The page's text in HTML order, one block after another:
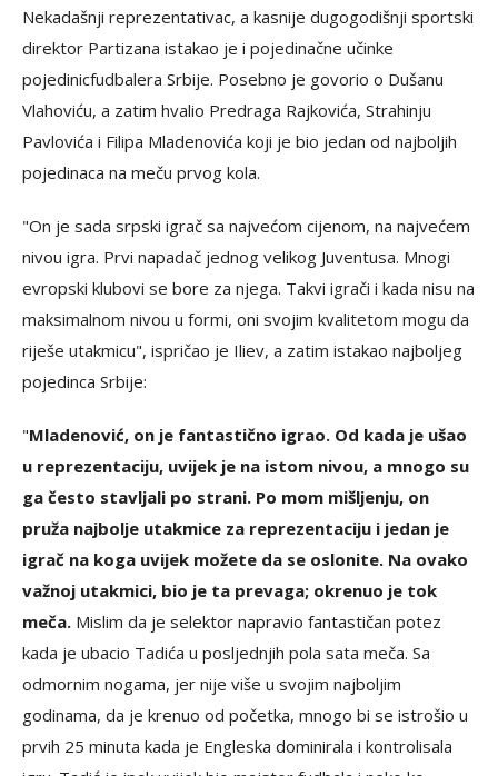
Nekadašnji reprezentativac, a kasnije dugogodišnji sportski
direktor Partizana istakao je i pojedinačne učinke
pojedinicfudbalera Srbije. Posebno je govorio o Dušanu
Vlahoviću, a zatim hvalio Predraga Rajkovića, Strahinju
Pavlovića i Filipa Mladenovića koji je bio jedan od najboljih
pojedinaca na meču prvog kola.
"On je sada srpski igrač sa najvećom cijenom, na najvećem
nivou igra. Prvi napadač jednog velikog Juventusa. Mnogi
evropski klubovi se bore za njega. Takvi igrači i kada nisu na
maksimalnom nivou u formi, oni svojim kvalitetom mogu da
riješe utakmicu", ispričao je Iliev, a zatim istakao najboljeg
pojedinca Srbije:
"Mladenović, on je fantastično igrao. Od kada je ušao
u reprezentaciju, uvijek je na istom nivou, a mnogo su
ga često stavljali po strani. Po mom mišljenju, on
pruža najbolje utakmice za reprezentaciju i jedan je
igrač na koga uvijek možete da se oslonite. Na ovako
važnoj utakmici, bio je ta prevaga; okrenuo je tok
meča. Mislim da je selektor napravio fantastičan potez
kada je ubacio Tadića u posljednjih pola sata meča. Sa
odmornim nogama, jer nije više u svojim najboljim
godinama, da je krenuo od početka, mnogo bi se istrošio u
prvih 25 minuta kada je Engleska dominirala i kontrolisala